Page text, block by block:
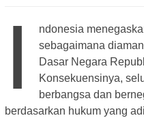
I
ndonesia
sebagaimana
Dasar Negara
Konsekuensinya,
berbangsa dan
berdasarkan hukum yang